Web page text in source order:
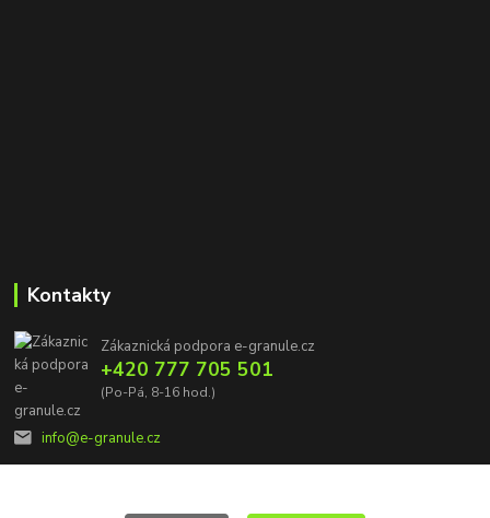
Kontakty
Zákaznická podpora e-granule.cz
+420 777 705 501
(Po-Pá, 8-16 hod.)
info@e-granule.cz